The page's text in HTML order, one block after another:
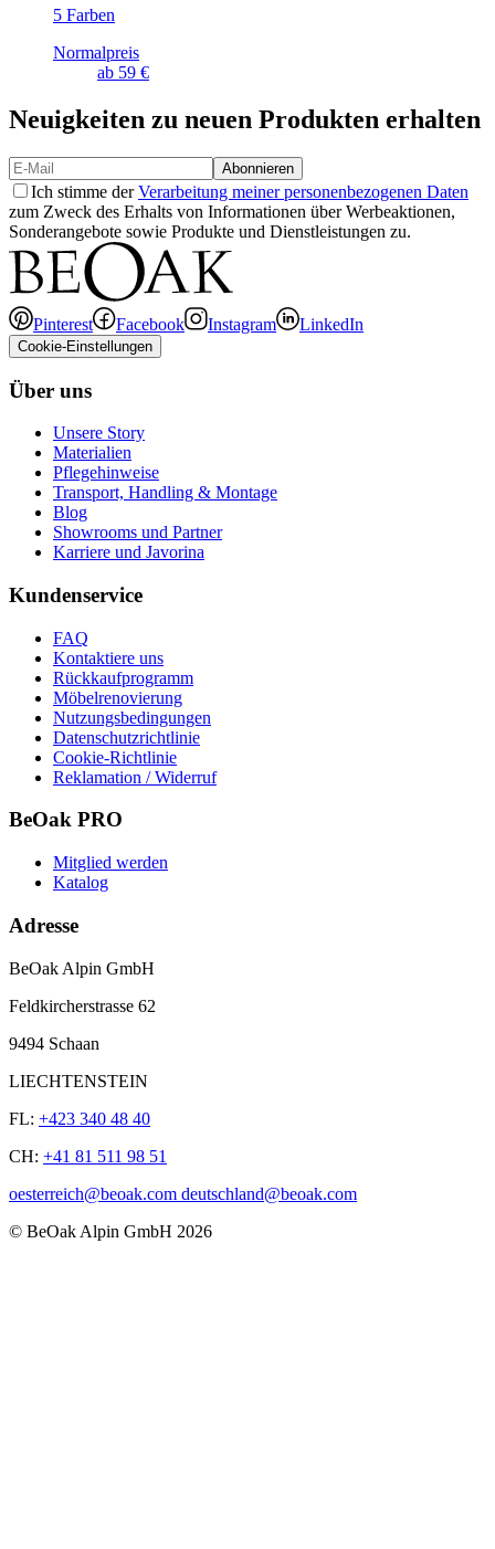
5 Farben
Normalpreis
ab 59 €
Neuigkeiten zu neuen Produkten erhalten
Abonnieren
Ich stimme derVerarbeitung meiner personenbezogenen Daten
zum Zweck des Erhalts von Informationen über Werbeaktionen,
Sonderangebote sowie Produkte und Dienstleistungen zu.
Pinterest Facebook Instagram LinkedIn
Cookie-Einstellungen
Über uns
Unsere Story
Materialien
Pflegehinweise
Transport, Handling & Montage
Blog
Showrooms und Partner
Karriere und Javorina
Kundenservice
FAQ
Kontaktiere uns
Rückkaufprogramm
Möbelrenovierung
Nutzungsbedingungen
Datenschutzrichtlinie
Cookie-Richtlinie
Reklamation / Widerruf
BeOak PRO
Mitglied werden
Katalog
Adresse
BeOak Alpin GmbH
Feldkircherstrasse 62
9494 Schaan
LIECHTENSTEIN
FL: +423 340 48 40
CH: +41 81 511 98 51
oesterreich@beoak.com deutschland@beoak.com
© BeOak Alpin GmbH 2026